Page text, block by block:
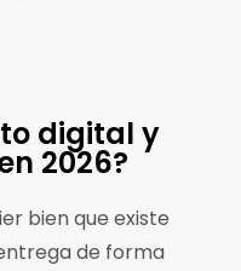
digital y
2026?
bien que existe
de forma